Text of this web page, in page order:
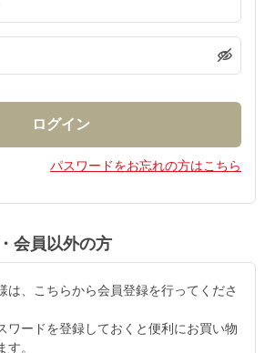
パスワードをお忘れの方はこちら
会員以外の方
は、こちらから会員登録を行ってくださ
ワードを登録しておくと便利にお買い物
す。